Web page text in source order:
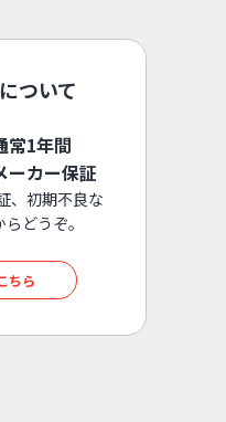
ついて
1年間
カー保証
、初期不良な
どうぞ。
ちら